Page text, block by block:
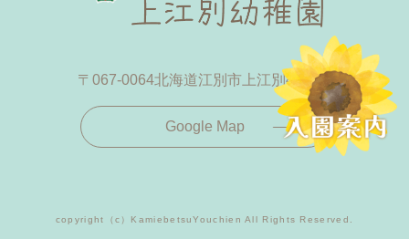
〒067-0064北海道江別市上江別433-19
Google Map
copyright（c）KamiebetsuYouchien All Rights Reserved.